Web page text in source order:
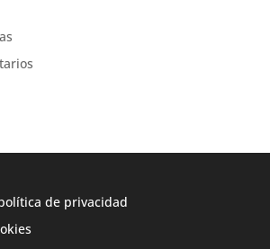
de privacidad